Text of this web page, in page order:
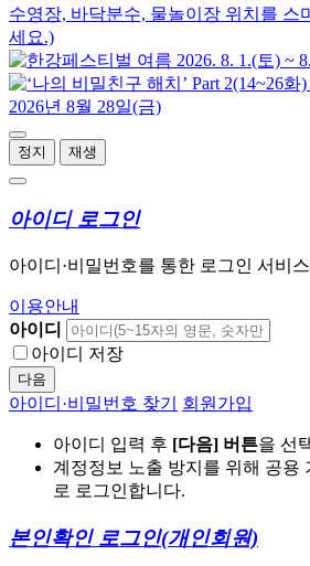
정지 재생
아이디 로그인
아이디·비밀번호를 통한 로그인 서비
이용안내
아이디
아이디 저장
다음
아이디·비밀번호 찾기 회원가입
아이디 입력 후 [다음] 버튼을 선
계정정보 노출 방지를 위해 공용
로 로그인합니다.
본인확인 로그인(개인회원)